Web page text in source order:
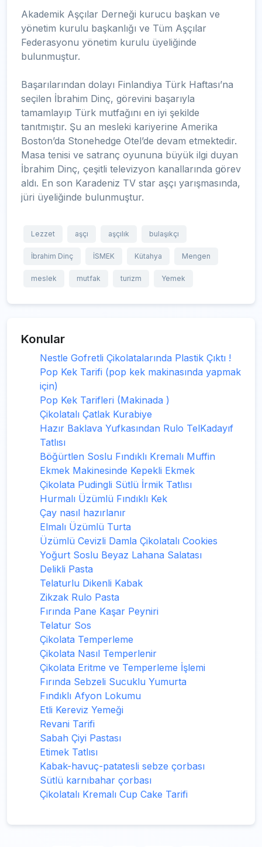
Akademik Aşçılar Derneği kurucu başkan ve
yönetim kurulu başkanlığı ve Tüm Aşçılar
Federasyonu yönetim kurulu üyeliğinde
bulunmuştur.
Başarılarından dolayı Finlandiya Türk Haftası’na
seçilen İbrahim Dinç, görevini başarıyla
tamamlayıp Türk mutfağını en iyi şekilde
tanıtmıştır. Şu an mesleki kariyerine Amerika
Boston’da Stonehedge Otel’de devam etmektedir.
Masa tenisi ve satranç oyununa büyük ilgi duyan
İbrahim Dinç, çeşitli televizyon kanallarında görev
aldı. En son Karadeniz TV star aşçı yarışmasında,
jüri üyeliğinde bulunmuştur.
Lezzet aşçı aşçılık bulaşıkçı
İbrahim Dinç İSMEK Kütahya Mengen
meslek mutfak turizm Yemek
Konular
Nestle Gofretli Çikolatalarında Plastik Çıktı !
Pop Kek Tarifi (pop kek makinasında yapmak
için)
Pop Kek Tarifleri (Makinada )
Çikolatalı Çatlak Kurabiye
Hazır Baklava Yufkasından Rulo TelKadayıf
Tatlısı
Böğürtlen Soslu Fındıklı Kremalı Muffin
Ekmek Makinesinde Kepekli Ekmek
Çikolata Pudingli Sütlü İrmik Tatlısı
Hurmalı Üzümlü Fındıklı Kek
Çay nasıl hazırlanır
Elmalı Üzümlü Turta
Üzümlü Cevizli Damla Çikolatalı Cookies
Yoğurt Soslu Beyaz Lahana Salatası
Delikli Pasta
Telaturlu Dikenli Kabak
Zikzak Rulo Pasta
Fırında Pane Kaşar Peyniri
Telatur Sos
Çikolata Temperleme
Çikolata Nasıl Temperlenir
Çikolata Eritme ve Temperleme İşlemi
Fırında Sebzeli Sucuklu Yumurta
Fındıklı Afyon Lokumu
Etli Kereviz Yemeği
Revani Tarifi
Sabah Çiyi Pastası
Etimek Tatlısı
Kabak-havuç-patatesli sebze çorbası
Sütlü karnıbahar çorbası
Çikolatalı Kremalı Cup Cake Tarifi